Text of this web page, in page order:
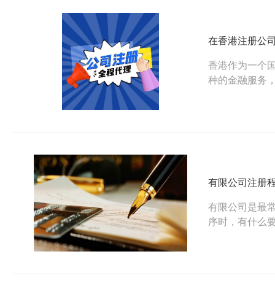
在香港注册公
香港作为一个
种的金融服务
有限公司注册
有限公司是最
序时，有什么